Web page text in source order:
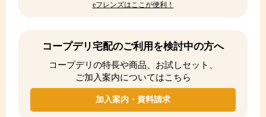
eフレンズはここが便利！
コープデリ宅配のご利用を検討中の方へ
コープデリの特長や商品、お試しセット、
ご加入案内についてはこちら
加入案内・資料請求